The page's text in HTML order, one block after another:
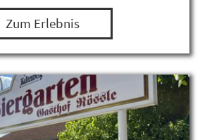
Zum Erlebnis